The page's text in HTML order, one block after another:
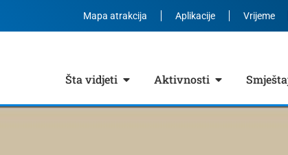
Mapa atrakcija Aplikacije Vrijeme
Šta vidjeti Aktivnosti